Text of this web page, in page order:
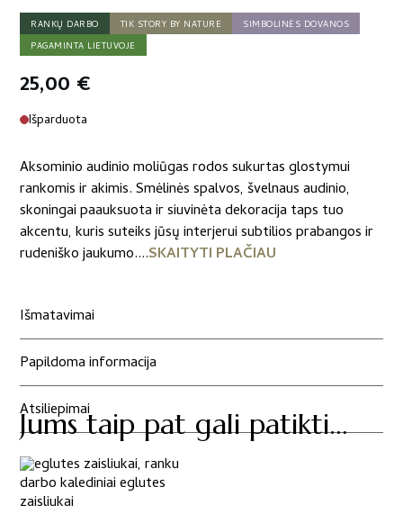
RANKŲ DARBO TIK STORY BY NATURE
SIMBOLINĖS DOVANOS
PAGAMINTA LIETUVOJE
25,00 €
Išparduota
Aksominio audinio moliūgas rodos sukurtas glostymui
rankomis ir akimis. Smėlinės spalvos, švelnaus audinio,
skoningai paauksuota ir siuvinėta dekoracija taps tuo
akcentu, kuris suteiks jūsų interjerui subtilios prabangos ir
rudeniško jaukumo....SKAITYTI PLAČIAU
Išmatavimai
Papildoma informacija
Atsiliepimai
Jums taip pat gali patikti…